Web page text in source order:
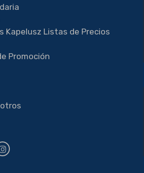
Kapelusz Listas de Precios
Promoción